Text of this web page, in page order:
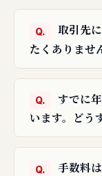
取引先
たくありませ
すでに
います。どう
手数料